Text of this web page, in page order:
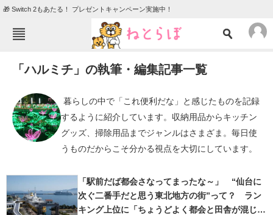
🎁 Switch 2もあたる！ プレゼントキャンペーン実施中！
TOP ニュース
エンタメ
グルメ 地域
住まい
会員記事
「ハルミチ」の執筆・編集記事一覧
するように紹介しています。収納用品からキッチン
グッズ、掃除用品までジャンルはさまざま。毎日使
うものだからこそ分かる視点を大切にしています。
「駅前だば都会さなってまったな～」 “仙台に
次ぐ二番手だと思う東北地方の街”って？ ラン
キング上位に「ちょうどよく都会と田舎が混じっ